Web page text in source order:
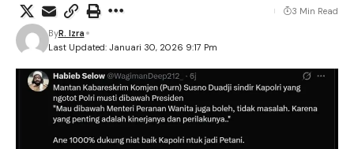
Last Updated: Januari 30, 2026 9:17 Pm
ByR. Izra
3 Min Read